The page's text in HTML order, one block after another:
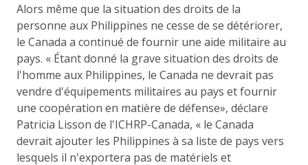
Alors même que la situation des droits de la
personne aux Philippines ne cesse de se détériorer,
le Canada a continué de fournir une aide militaire au
pays. « Étant donné la grave situation des droits de
l'homme aux Philippines, le Canada ne devrait pas
vendre d'équipements militaires au pays et fournir
une coopération en matière de défense», déclare
Patricia Lisson de l'ICHRP-Canada, « le Canada
devrait ajouter les Philippines à sa liste de pays vers
lesquels il n'exportera pas de matériels et